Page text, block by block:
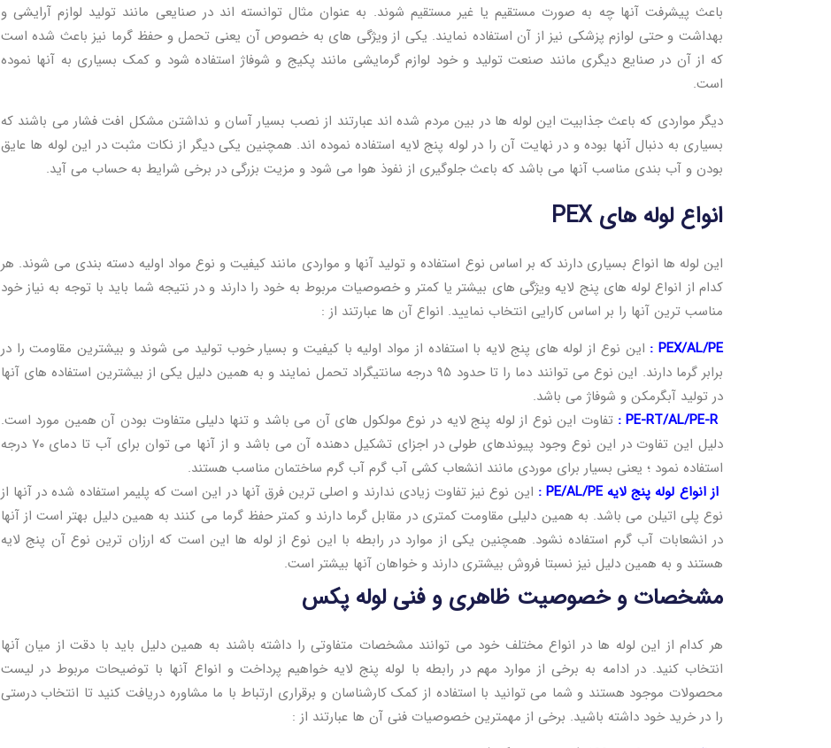
باعث پیشرفت آنها چه به صورت مستقیم یا غیر مستقیم شوند. به عنوان مثال توانسته اند در صنایعی مانند تولید لوازم آرایشی و
بهداشت و حتی لوازم پزشکی نیز از آن استفاده نمایند. یکی از ویژگی های به خصوص آن یعنی تحمل و حفظ گرما نیز باعث شده است
که از آن در صنایع دیگری مانند صنعت تولید و خود لوازم گرمایشی مانند پکیج و شوفاژ استفاده شود و کمک بسیاری به آنها نموده
است.
دیگر مواردی که باعث جذابیت این لوله ها در بین مردم شده اند عبارتند از نصب بسیار آسان و نداشتن مشکل افت فشار می باشند که
بسیاری به دنبال آنها بوده و در نهایت آن را در لوله پنج لایه استفاده نموده اند. همچنین یکی دیگر از نکات مثبت در این لوله ها عایق
بودن و آب بندی مناسب آنها می باشد که باعث جلوگیری از نفوذ هوا می شود و مزیت بزرگی در برخی شرایط به حساب می آید.
انواع لوله های PEX
این لوله ها انواع بسیاری دارند که بر اساس نوع استفاده و تولید آنها و مواردی مانند کیفیت و نوع مواد اولیه دسته بندی می شوند. هر
کدام از انواع لوله های پنج لایه ویژگی های بیشتر یا کمتر و خصوصیات مربوط به خود را دارند و در نتیجه شما باید با توجه به نیاز خود
مناسب ترین آنها را بر اساس کارایی انتخاب نمایید. انواع آن ها عبارتند از :
PEX/AL/PE :
این نوع از لوله های پنج لایه با استفاده از مواد اولیه با کیفیت و بسیار خوب تولید می شوند و بیشترین مقاومت را در
برابر گرما دارند. این نوع می توانند دما را تا حدود ۹۵ درجه سانتیگراد تحمل نمایند و به همین دلیل یکی از بیشترین استفاده های آنها
در تولید آبگرمکن و شوفاژ می باشد.
PE-RT/AL/PE-R :
تفاوت این نوع از لوله پنج لایه در نوع مولکول های آن می باشد و تنها دلیلی متفاوت بودن آن همین مورد است.
دلیل این تفاوت در این نوع وجود پیوندهای طولی در اجزای تشکیل دهنده آن می باشد و از آنها می توان برای آب تا دمای ۷۰ درجه
استفاده نمود ؛ یعنی بسیار برای موردی مانند انشعاب کشی آب گرم آب گرم ساختمان مناسب هستند.
از انواع لوله پنج لایه PE/AL/PE :
این نوع نیز تفاوت زیادی ندارند و اصلی ترین فرق آنها در این است که پلیمر استفاده شده در آنها از
نوع پلی اتیلن می باشد. به همین دلیلی مقاومت کمتری در مقابل گرما دارند و کمتر حفظ گرما می کنند به همین دلیل بهتر است از آنها
در انشعابات آب گرم استفاده نشود. همچنین یکی از موارد در رابطه با این نوع از لوله ها این است که ارزان ترین نوع آن پنج لایه
هستند و به همین دلیل نیز نسبتا فروش بیشتری دارند و خواهان آنها بیشتر است.
مشخصات و خصوصیت ظاهری و فنی لوله پکس
هر کدام از این لوله ها در انواع مختلف خود می توانند مشخصات متفاوتی را داشته باشند به همین دلیل باید با دقت از میان آنها
انتخاب کنید. در ادامه به برخی از موارد مهم در رابطه با لوله پنج لایه خواهیم پرداخت و انواع آنها با توضیحات مربوط در لیست
محصولات موجود هستند و شما می توانید با استفاده از کمک کارشناسان و برقراری ارتباط با ما مشاوره دریافت کنید تا انتخاب درستی
را در خرید خود داشته باشید. برخی از مهمترین خصوصیات فنی آن ها عبارتند از :